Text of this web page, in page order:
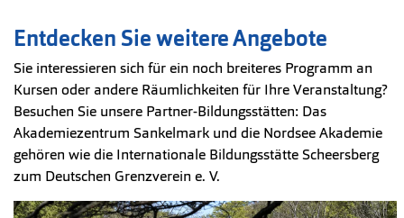
Entdecken Sie weitere Angebote
Sie interessieren sich für ein noch breiteres Programm an
Kursen oder andere Räumlichkeiten für Ihre Veranstaltung?
Besuchen Sie unsere Partner-Bildungsstätten: Das
Akademiezentrum Sankelmark und die Nordsee Akademie
gehören wie die Internationale Bildungsstätte Scheersberg
zum Deutschen Grenzverein e. V.